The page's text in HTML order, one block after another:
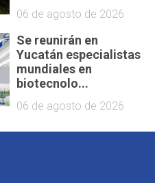
06 de agosto de 2026
Se reunirán en
Yucatán especialistas
mundiales en
biotecnolo...
06 de agosto de 2026